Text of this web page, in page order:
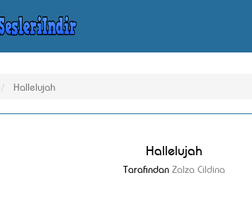
Hallelujah
Hallelujah
Tarafından Zalza Cildina